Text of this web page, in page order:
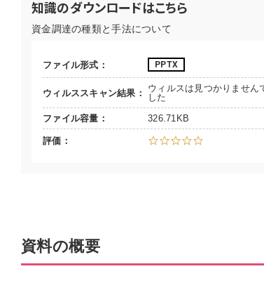
知識のダウンロードはこちら
資金調達の種類と手法について
ファイル形式 PPTX
ウィルススキャン結果
ウィルスは見つかりません
した
ファイル容量
326.71KB
評価
資料の概要